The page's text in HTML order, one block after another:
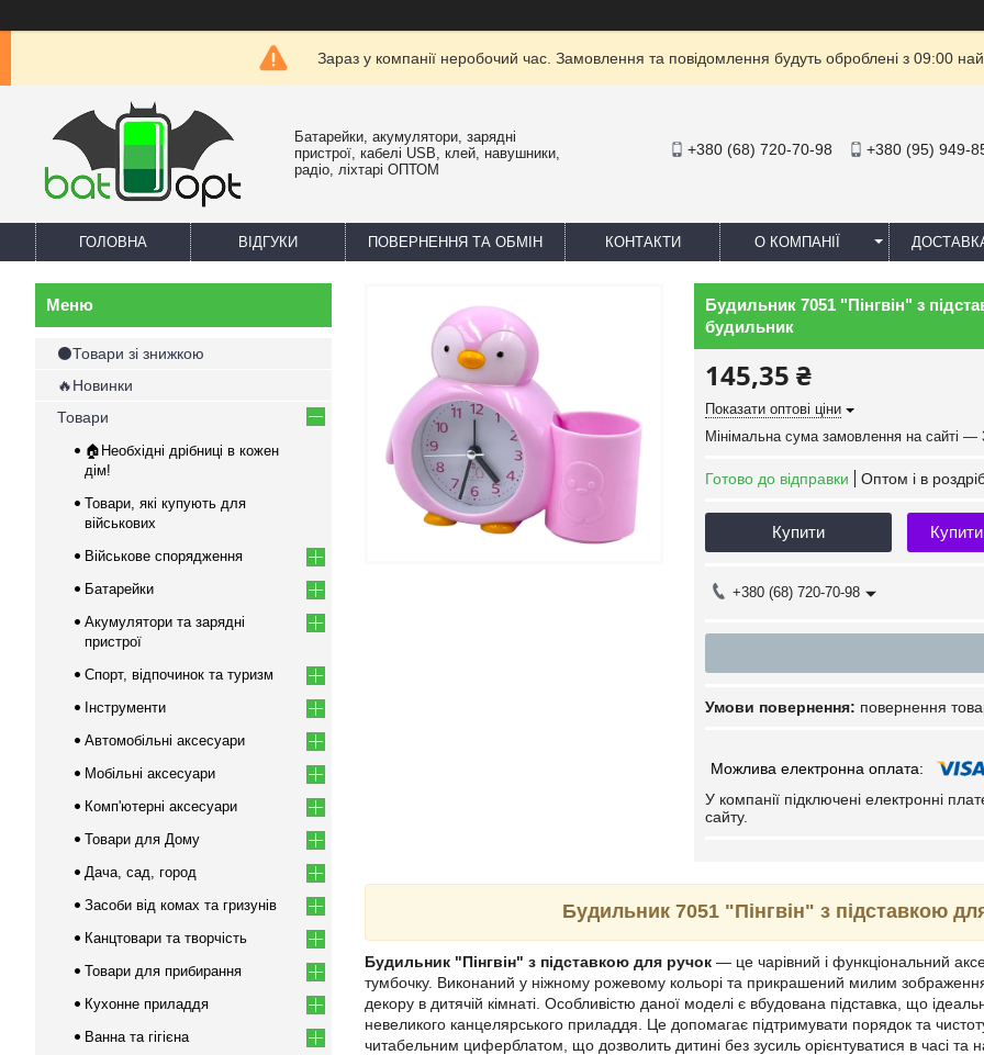
Зараз у компанії неробочий час. Замовлення та повідомлення будуть оброблені з 09:00
Батарейки, акумулятори, зарядні
пристрої, кабелі USB, клей, навушники,
радіо, ліхтарі ОПТОМ
+380 (68) 720-70-98 +380 (95) 949-
ГОЛОВНА ВІДГУКИ ПОВЕРНЕННЯ ТА ОБМІН КОНТАКТИ О КОМПАНІЇ
Будильник 7051 "Пінгвін" з
будильник
145,35 ₴
Показати оптові ціни
Мінімальна сума замовлення на сайті —
Готово до відправки Оптом і в
Купити
+380 (68) 720-70-98
повернення
У компанії підключені електронні
сайту.
Будильник 7051 "Пінгвін" з підставкою
Будильник "Пінгвін" з підставкою для ручок — це чарівний і функціональний
тумбочку. Виконаний у ніжному рожевому кольорі та прикрашений милим
декору в дитячій кімнаті. Особливістю даної моделі є вбудована підставка, що
невеликого канцелярського приладдя. Це допомагає підтримувати порядок та
читабельним циферблатом, що дозволить дитині без зусиль орієнтуватися в часі та
⚫Товари зі знижкою
🔥Новинки
Товари
🏠Необхідні дрібниці в кожен
дім!
Товари, які купують для
військових
Військове спорядження
Батарейки
Акумулятори та зарядні
пристрої
Спорт, відпочинок та туризм
Інструменти
Автомобільні аксесуари
Мобільні аксесуари
Комп'ютерні аксесуари
Товари для Дому
Дача, сад, город
Засоби від комах та гризунів
Канцтовари та творчість
Товари для прибирання
Кухонне приладдя
Ванна та гігієна